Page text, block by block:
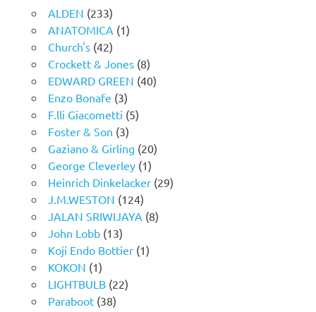
ALDEN (233)
ANATOMICA (1)
Church's(42)
Crockett & Jones(8)
EDWARD GREEN (40)
Enzo Bonafe (3)
F.lli Giacometti (5)
Foster & Son (3)
Gaziano & Girling (20)
George Cleverley(1)
Heinrich Dinkelacker(29)
J.M.WESTON (124)
JALAN SRIWIJAYA (8)
John Lobb(13)
Koji Endo Bottier(1)
KOKON (1)
LIGHTBULB(22)
Paraboot(38)